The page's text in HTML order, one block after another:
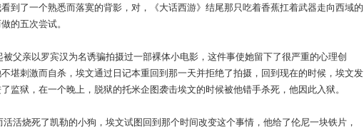
到了一个熟悉而落寞的背影，对，《大话西游》结尾那只吃着香蕉扛着武器走向西域的
的五次尝试。
父亲以罗宾汉为名诱骗拍摄过一部裸体小电影，这件事使她留下了很严重的心理创
堪刺激而自杀，埃文通过日记本重回到那一天并拒绝了拍摄，回到现在的时候，埃文发
监狱，在一个晚上，脱狱的托米企图袭击埃文的时候被他错手杀死，他因此入狱。
活烧死了凯勒的小狗，埃文试图回到那个时间改变这个事情，他给了伦尼一块铁片，